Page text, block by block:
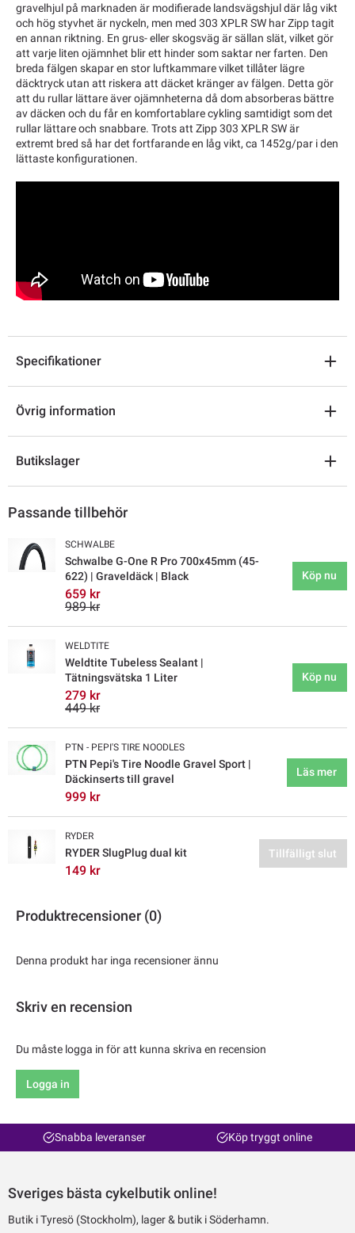
gravelhjul på marknaden är modifierade landsvägshjul där låg vikt
och hög styvhet är nyckeln, men med 303 XPLR SW har Zipp tagit
en annan riktning. En grus- eller skogsväg är sällan slät, vilket gör
att varje liten ojämnhet blir ett hinder som saktar ner farten. Den
breda fälgen skapar en stor luftkammare vilket tillåter lägre
däcktryck utan att riskera att däcket kränger av fälgen. Detta gör
att du rullar lättare äver ojämnheterna då dom absorberas bättre
av däcken och du får en komfortablare cykling samtidigt som det
rullar lättare och snabbare. Trots att Zipp 303 XPLR SW är
extremt bred så har det fortfarande en låg vikt, ca 1452g/par i den
lättaste konfigurationen.
Specifikationer
Övrig information
Butikslager
Passande tillbehör
SCHWALBE
Schwalbe G-One R Pro 700x45mm (45-
622) | Graveldäck | Black
659 kr
989 kr
Köp nu
WELDTITE
Weldtite Tubeless Sealant |
Tätningsvätska 1 Liter
279 kr
449 kr
Köp nu
PTN - PEPI'S TIRE NOODLES
PTN Pepi's Tire Noodle Gravel Sport |
Däckinserts till gravel
999 kr
Läs mer
RYDER
RYDER SlugPlug dual kit
149 kr
Tillfälligt slut
Produktrecensioner (0)
Denna produkt har inga recensioner ännu
Skriv en recension
Du måste logga in för att kunna skriva en recension
Logga in
Snabba leveranser Köp tryggt online
Sveriges bästa cykelbutik online!
Butik i Tyresö (Stockholm), lager & butik i Söderhamn.